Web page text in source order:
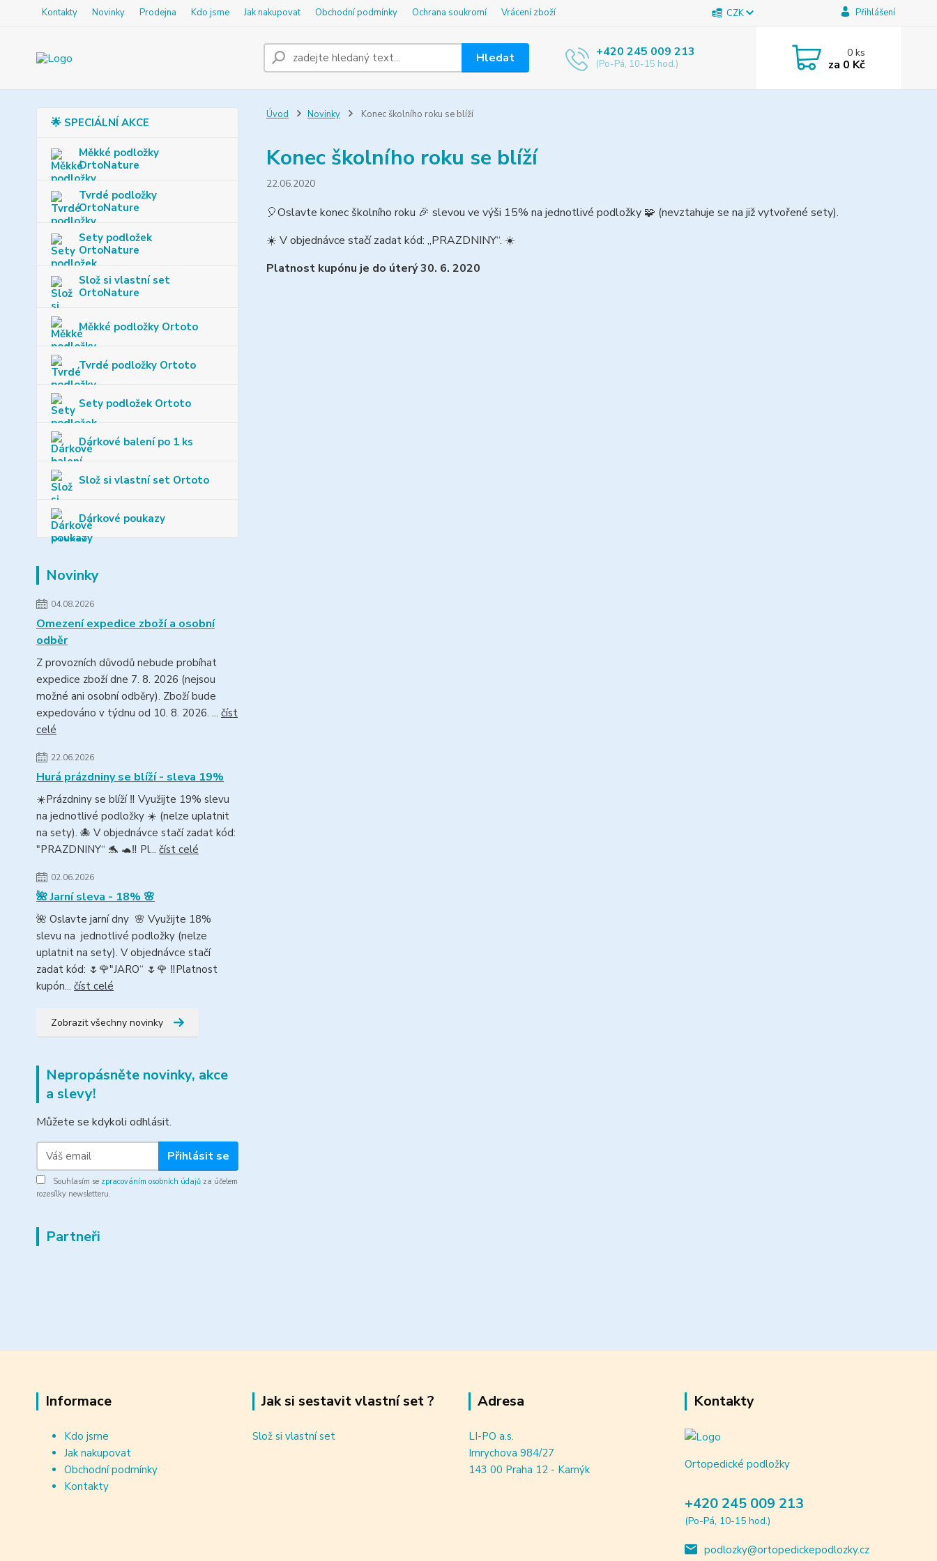
Kontakty Novinky Prodejna Kdo jsme Jak nakupovat Obchodní podmínky Ochrana soukromí Vrácení zboží CZK Přihlášení
Hledat +420 245 009 213
(Po-Pá, 10-15 hod.)
0ks
za 0 Kč
🌟 SPECIÁLNÍ AKCE
Měkké podložky
OrtoNature
Tvrdé podložky
OrtoNature
Sety podložek
OrtoNature
Slož si vlastní set
OrtoNature
Měkké podložky Ortoto
Tvrdé podložky Ortoto
Sety podložek Ortoto
Dárkové balení po 1 ks
Slož si vlastní set Ortoto
Dárkové poukazy
Novinky
04.08.2026
Omezení expedice zboží a osobní
odběr
Z provozních důvodů nebude probíhat
expedice zboží dne 7. 8. 2026 (nejsou
možné ani osobní odběry). Zboží bude
expedováno v týdnu od 10. 8. 2026. ... číst
celé
22.06.2026
Hurá prázdniny se blíží - sleva 19%
☀️Prázdniny se blíží ‼️ Využijte 19% slevu
na jednotlivé podložky ☀️ (nelze uplatnit
na sety). 🐙 V objednávce stačí zadat kód:
"PRAZDNINY“ 🐬 🐢‼️ Pl... číst celé
02.06.2026
🌺 Jarní sleva - 18% 🌸
🌺 Oslavte jarní dny 🌸 Využijte 18%
slevu na jednotlivé podložky (nelze
uplatnit na sety). V objednávce stačí
zadat kód: 🌷🌹"JARO“ 🌷🌹 ‼️Platnost
kupón... číst celé
Zobrazit všechny novinky
Nepropásněte novinky, akce
a slevy!
Můžete se kdykoli odhlásit.
Přihlásit se
Souhlasím se zpracováním osobních údajů za účelem
rozesílky newsletteru.
Partneři
Úvod Novinky Konec školního roku se blíží
Konec školního roku se blíží
22.06.2020
🎈Oslavte konec školního roku 🎉 slevou ve výši 15% na jednotlivé podložky 🧩 (nevztahuje se na již vytvořené sety).
☀️ V objednávce stačí zadat kód: „PRAZDNINY“. ☀️
Platnost kupónu je do úterý 30. 6. 2020
Informace
Kdo jsme
Jak nakupovat
Obchodní podmínky
Kontakty
Jak si sestavit vlastní set ?
Slož si vlastní set
Adresa
LI-PO a.s.
Imrychova 984/27
143 00 Praha 12 - Kamýk
Kontakty
Ortopedické podložky
+420 245 009 213
(Po-Pá, 10-15 hod.)
podlozky@ortopedickepodlozky.cz